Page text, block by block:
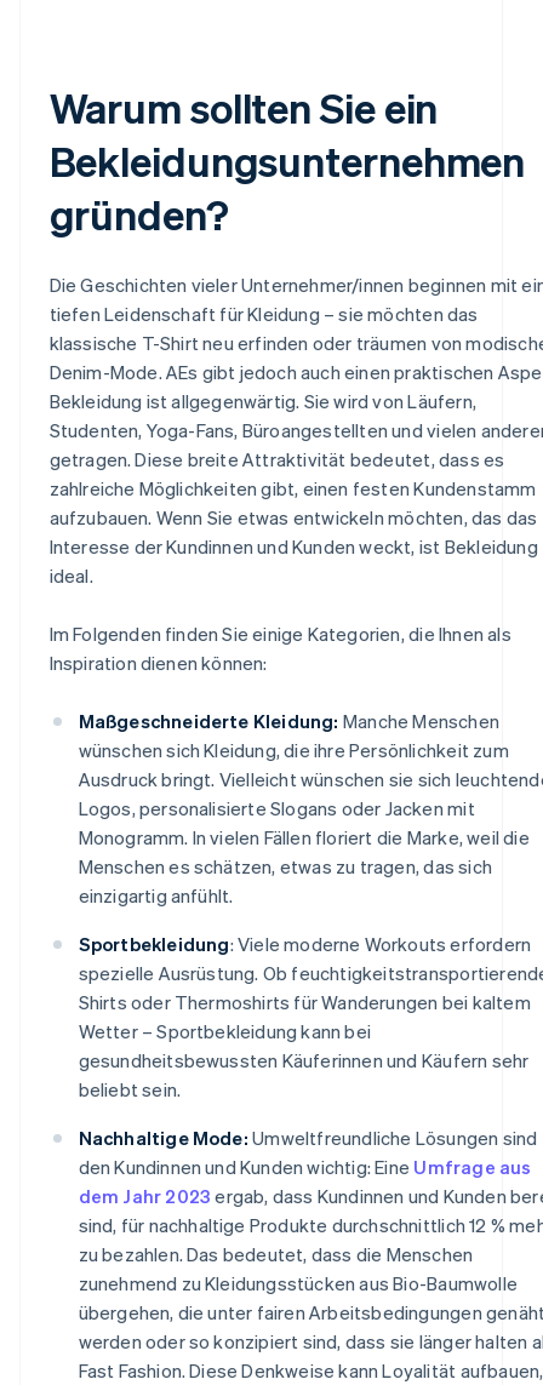
Warum sollten Sie ein
Bekleidungsunternehmen
gründen?
Die Geschichten vieler Unternehmer/innen beginnen mit
tiefen Leidenschaft für Kleidung – sie möchten das
klassische T-Shirt neu erfinden oder träumen von
Denim-Mode. AEs gibt jedoch auch einen praktischen
Bekleidung ist allgegenwärtig. Sie wird von Läufern,
Studenten, Yoga-Fans, Büroangestellten und vielen
getragen. Diese breite Attraktivität bedeutet, dass es
zahlreiche Möglichkeiten gibt, einen festen Kundenstamm
aufzubauen. Wenn Sie etwas entwickeln möchten, das das
Interesse der Kundinnen und Kunden weckt, ist Bekleidung
ideal.
Im Folgenden finden Sie einige Kategorien, die Ihnen als
Inspiration dienen können:
Maßgeschneiderte Kleidung: Manche Menschen
wünschen sich Kleidung, die ihre Persönlichkeit zum
Ausdruck bringt. Vielleicht wünschen sie sich
Logos, personalisierte Slogans oder Jacken mit
Monogramm. In vielen Fällen floriert die Marke, weil die
Menschen es schätzen, etwas zu tragen, das sich
einzigartig anfühlt.
Sportbekleidung: Viele moderne Workouts erfordern
spezielle Ausrüstung. Ob
Shirts oder Thermoshirts für Wanderungen bei kaltem
Wetter – Sportbekleidung kann bei
gesundheitsbewussten Käuferinnen und Käufern sehr
beliebt sein.
Nachhaltige Mode: Umweltfreundliche Lösungen sind
den Kundinnen und Kunden wichtig: Eine Umfrage aus
dem Jahr 2023 ergab, dass Kundinnen und Kunden
sind, für nachhaltige Produkte durchschnittlich 12 %
zu bezahlen. Das bedeutet, dass die Menschen
zunehmend zu Kleidungsstücken aus Bio-Baumwolle
übergehen, die unter fairen Arbeitsbedingungen
werden oder so konzipiert sind, dass sie länger halten
Fast Fashion. Diese Denkweise kann Loyalität aufbauen,